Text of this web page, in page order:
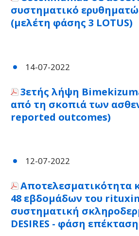
συστηματικό
(μελέτη φάσης 3 LOTUS)
14-07-2022
3ετής λήψη
από τη σκοπιά των
reported outcomes)
12-07-2022
Αποτελεσματικότητα
48 εβδομάδων του
συστηματική
DESIRES - φάση